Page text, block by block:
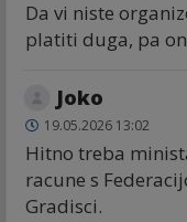
Da vi niste
platiti duga, pa
Joko
19.05.2026 13:02
Hitno treba
racune s
Gradisci.